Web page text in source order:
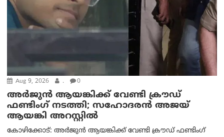
Aug 9, 2026 . 0
അർജുൻ ആയങ്കിക്ക് വേണ്ടി ക്രൗഡ്
ഫണ്ടിംഗ് നടത്തി; സഹോദരന്‍ അജയ്
ആയങ്കി അറസ്റ്റിൽ
കോഴിക്കോട്: അർജുൻ ആയങ്കിക്ക് വേണ്ടി ക്രൗഡ് ഫണ്ടിംഗ്